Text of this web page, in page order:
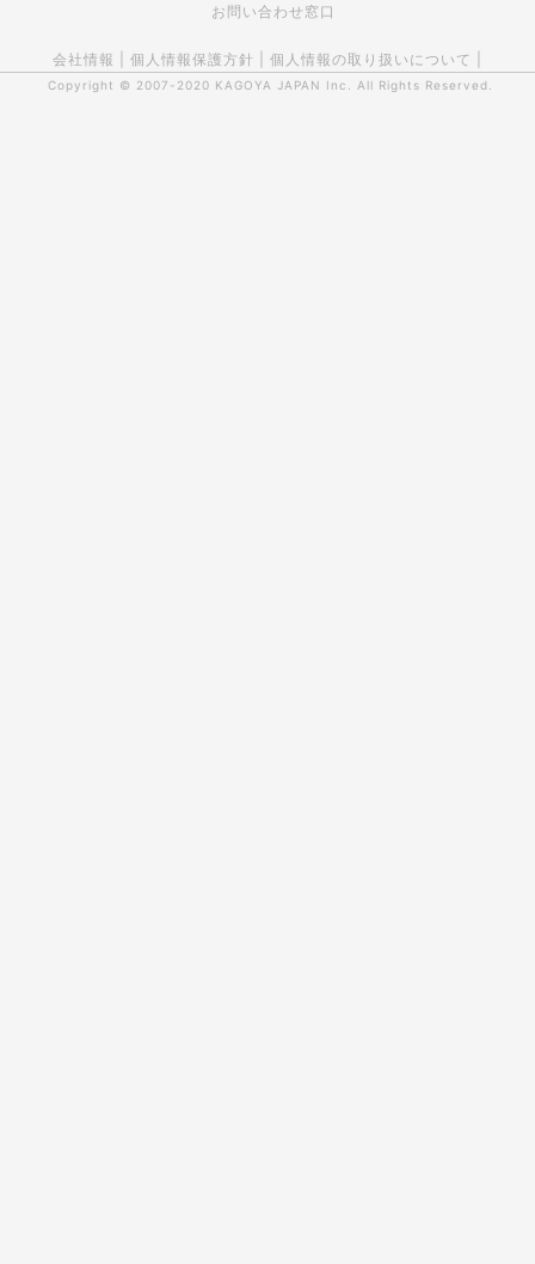
お問い合わせ窓口
会社情報 個人情報保護方針 個人情報の取り扱いについて
Copyright © 2007-2020 KAGOYA JAPAN Inc. All Rights Reserved.